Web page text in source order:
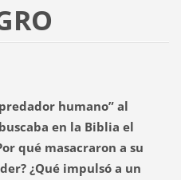
humano” al
en la Biblia el
qué masacraron a su
¿Qué impulsó a un